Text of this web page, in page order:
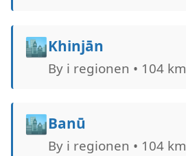
🏙️Khinjān
By i regionen • 104 km
🏙️Banū
By i regionen • 104 km